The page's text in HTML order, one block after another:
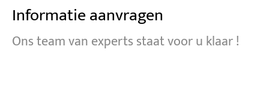
Informatie aanvragen
Ons team van experts staat voor u klaar !